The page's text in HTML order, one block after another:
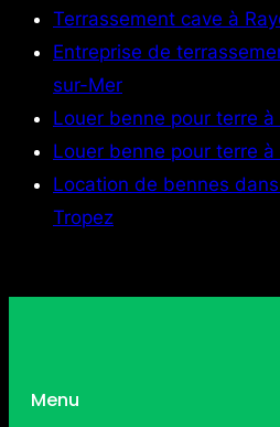
Terrassement cave à
Entreprise de
sur-Mer
Louer benne pour terre
Louer benne pour terre
Location de bennes
Tropez
Menu